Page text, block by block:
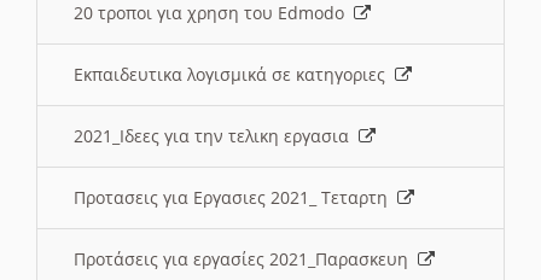
20 τροποι για χρηση του Edmodo
Εκπαιδευτικα λογισμικά σε κατηγοριες
2021_Ιδεες για την τελικη εργασια
Προτασεις για Εργασιες 2021_ Τεταρτη
Προτάσεις για εργασίες 2021_Παρασκευη